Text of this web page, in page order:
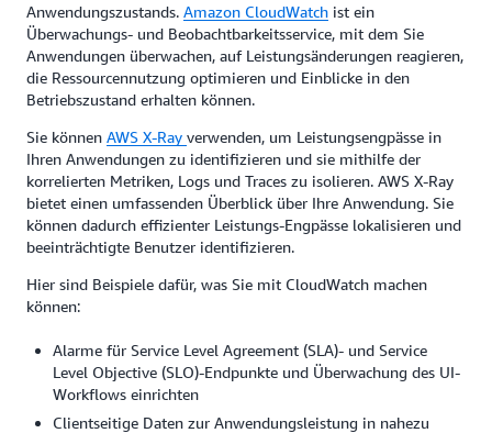
Anwendungszustands. Amazon CloudWatch ist ein
Überwachungs- und Beobachtbarkeitsservice, mit dem Sie
Anwendungen überwachen, auf Leistungsänderungen reagieren,
die Ressourcennutzung optimieren und Einblicke in den
Betriebszustand erhalten können.
Sie können AWS X-Ray verwenden, um Leistungsengpässe in
Ihren Anwendungen zu identifizieren und sie mithilfe der
korrelierten Metriken, Logs und Traces zu isolieren. AWS X-Ray
bietet einen umfassenden Überblick über Ihre Anwendung. Sie
können dadurch effizienter Leistungs-Engpässe lokalisieren und
beeinträchtigte Benutzer identifizieren.
Hier sind Beispiele dafür, was Sie mit CloudWatch machen
können:
Alarme für Service Level Agreement (SLA)- und Service
Level Objective (SLO)-Endpunkte und Überwachung des UI-
Workflows einrichten
Clientseitige Daten zur Anwendungsleistung in nahezu